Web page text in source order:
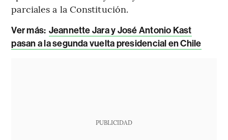
parciales a la Constitución.
Ver más: Jeannette Jara y José Antonio Kast
pasan a la segunda vuelta presidencial en Chile
PUBLICIDAD